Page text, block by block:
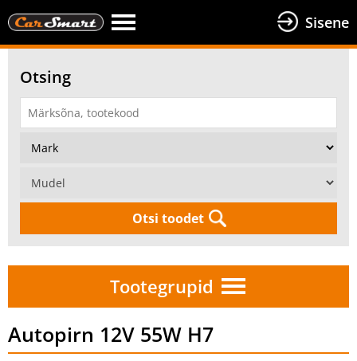
Sisene
Otsing
Otsi toodet
Tootegrupid
Autopirn 12V 55W H7